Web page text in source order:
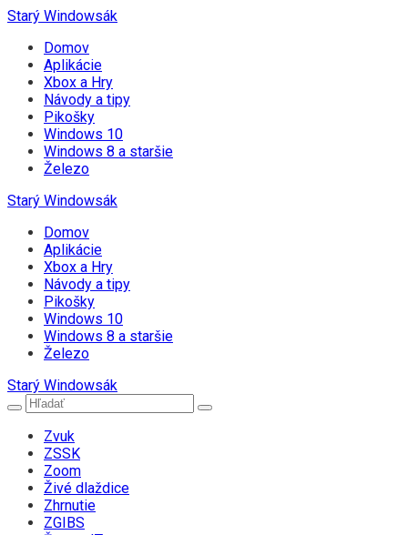
Starý Windowsák
Domov
Aplikácie
Xbox a Hry
Návody a tipy
Pikošky
Windows 10
Windows 8 a staršie
Železo
Starý Windowsák
Domov
Aplikácie
Xbox a Hry
Návody a tipy
Pikošky
Windows 10
Windows 8 a staršie
Železo
Starý Windowsák
Zvuk
ZSSK
Zoom
Živé dlaždice
Zhrnutie
ZGIBS